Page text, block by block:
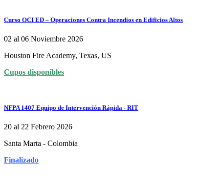
Curso OCI ED – Operaciones Contra Incendios en Edificios Altos
02 al 06 Noviembre 2026
Houston Fire Academy, Texas, US
Cupos disponibles
NFPA 1407 Equipo de Intervención Rápida - RIT
20 al 22 Febrero 2026
Santa Marta - Colombia
Finalizado